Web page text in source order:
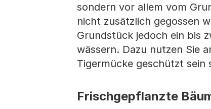
sondern vor allem vom
nicht zusätzlich gegossen
Grundstück jedoch ein bis
wässern. Dazu nutzen Sie
Tigermücke geschützt sein
Frischgepflanzte